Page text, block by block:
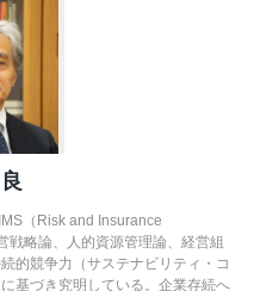
（Risk and Insurance
戦略論、人的資源管理論、経営組
的競争力（サステナビリティ・コ
基づき究明している。企業存続へ